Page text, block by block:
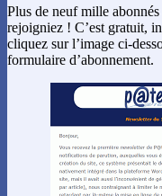
Plus de neuf mille
rejoigniez ! C’est gratuit,
cliquez sur l’image ci-
formulaire d’abonnement.